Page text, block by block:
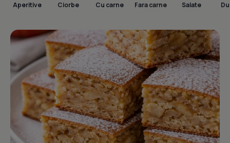
Aperitive Ciorbe Cu carne Fara carne Salate